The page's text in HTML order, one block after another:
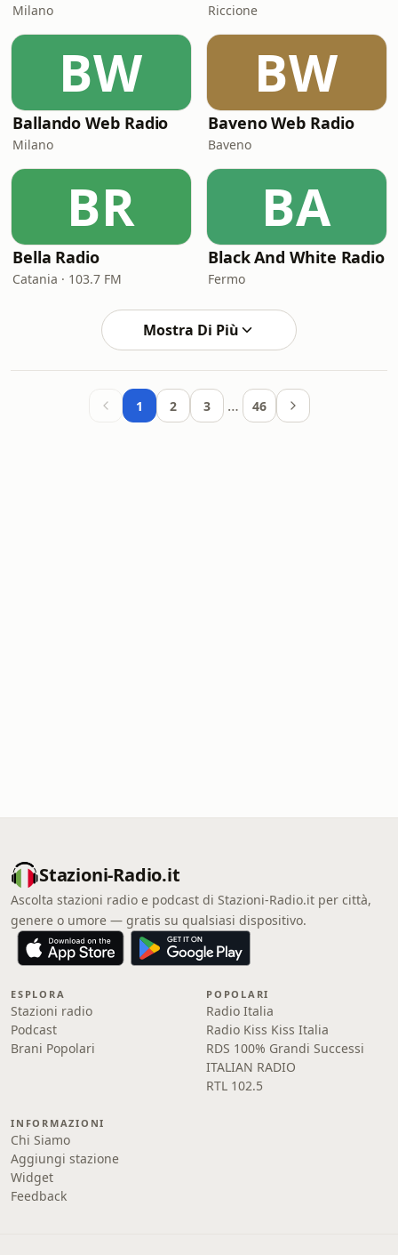
Milano Riccione
BW
Ballando Web Radio
Milano
BW
Baveno Web Radio
Baveno
BR
Bella Radio
Catania · 103.7 FM
BA
Black And White Radio
Fermo
Mostra Di Più
1 2 3 … 46
Stazioni-Radio.it
Ascolta stazioni radio e podcast di Stazioni-Radio.it per città,
genere o umore — gratis su qualsiasi dispositivo.
ESPLORA
Stazioni radio
Podcast
Brani Popolari
POPOLARI
Radio Italia
Radio Kiss Kiss Italia
RDS 100% Grandi Successi
ITALIAN RADIO
RTL 102.5
INFORMAZIONI
Chi Siamo
Aggiungi stazione
Widget
Feedback